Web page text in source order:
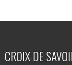
CROIX DE